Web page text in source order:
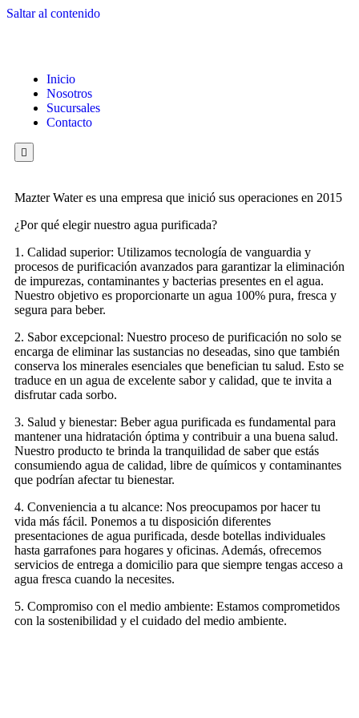
Saltar al contenido
Inicio
Nosotros
Sucursales
Contacto
Hamburger Toggle Menu
Mazter Water es una empresa que inició sus operaciones en 2015
¿Por qué elegir nuestro agua purificada?
1. Calidad superior: Utilizamos tecnología de vanguardia y
procesos de purificación avanzados para garantizar la eliminación
de impurezas, contaminantes y bacterias presentes en el agua.
Nuestro objetivo es proporcionarte un agua 100% pura, fresca y
segura para beber.
2. Sabor excepcional: Nuestro proceso de purificación no solo se
encarga de eliminar las sustancias no deseadas, sino que también
conserva los minerales esenciales que benefician tu salud. Esto se
traduce en un agua de excelente sabor y calidad, que te invita a
disfrutar cada sorbo.
3. Salud y bienestar: Beber agua purificada es fundamental para
mantener una hidratación óptima y contribuir a una buena salud.
Nuestro producto te brinda la tranquilidad de saber que estás
consumiendo agua de calidad, libre de químicos y contaminantes
que podrían afectar tu bienestar.
4. Conveniencia a tu alcance: Nos preocupamos por hacer tu
vida más fácil. Ponemos a tu disposición diferentes
presentaciones de agua purificada, desde botellas individuales
hasta garrafones para hogares y oficinas. Además, ofrecemos
servicios de entrega a domicilio para que siempre tengas acceso a
agua fresca cuando la necesites.
5. Compromiso con el medio ambiente: Estamos comprometidos
con la sostenibilidad y el cuidado del medio ambiente.